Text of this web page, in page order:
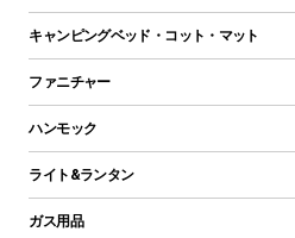
ツールームテント
ワンポールテント
シェルターテント
ロッジ型・オリジナルテント
レクタングラー型（封筒型）シュラフ
インナーシュラフ
キャンピングベッド・コット・マット
キャンピングベッド・コット
インフレータブルマット
ファニチャー
アウトドアテーブル
レジャーシート
ハンモック
ライト&ランタン
LEDランタン
ガス用品